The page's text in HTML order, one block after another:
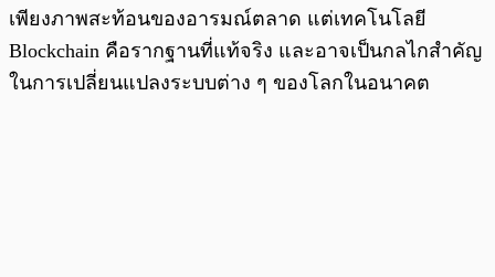
เพียงภาพสะท้อนของอารมณ์ตลาด แต่เทคโนโลยี
Blockchain คือรากฐานที่แท้จริง และอาจเป็นกลไกสำคัญ
ในการเปลี่ยนแปลงระบบต่าง ๆ ของโลกในอนาคต